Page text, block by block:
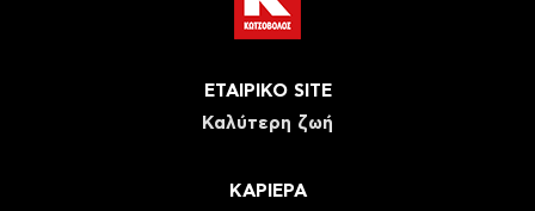
ΕΤΑΙΡΙΚΟ SITE
Καλύτερη ζωή
ΚΑΡΙΕΡΑ